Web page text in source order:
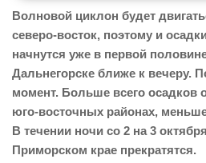
Волновой циклон будет
северо-восток, поэтому и
начнутся уже в первой
Дальнегорске ближе к вечеру.
момент. Больше всего
юго-восточных районах, меньше
В течении ночи со 2 на 3
Приморском крае прекратятся.